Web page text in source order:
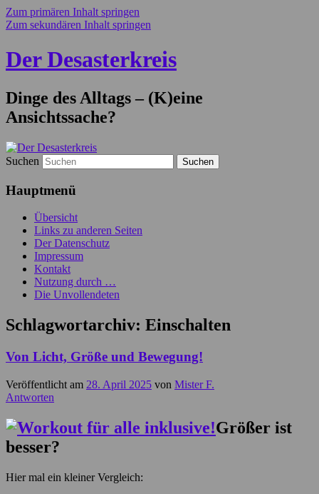
Zum primären Inhalt springen
Zum sekundären Inhalt springen
Der Desasterkreis
Dinge des Alltags – (K)eine
Ansichtssache?
Suchen
Hauptmenü
Übersicht
Links zu anderen Seiten
Der Datenschutz
Impressum
Kontakt
Nutzung durch …
Die Unvollendeten
Schlagwortarchiv: Einschalten
Von Licht, Größe und Bewegung!
Veröffentlicht am 28. April 2025 von Mister F.
Antworten
Größer ist
besser?
Hier mal ein kleiner Vergleich: